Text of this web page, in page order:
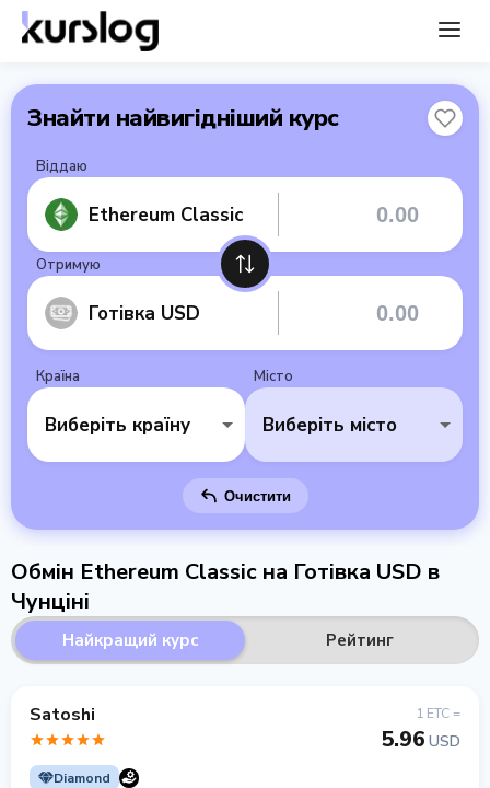
Знайти найвигідніший курс
Віддаю
Ethereum Classic
Отримую
Готівка USD
Країна
Виберіть країну
Місто
Виберіть місто
Очистити
Обмін Ethereum Classic на Готівка USD в
Чунціні
Найкращий курс Рейтинг
Satoshi
Diamond
1 ETC =
5.96 USD